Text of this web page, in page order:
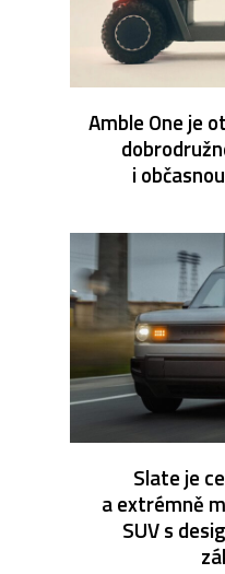
Amble One je
i
Slate je
a extrémně
SUV s